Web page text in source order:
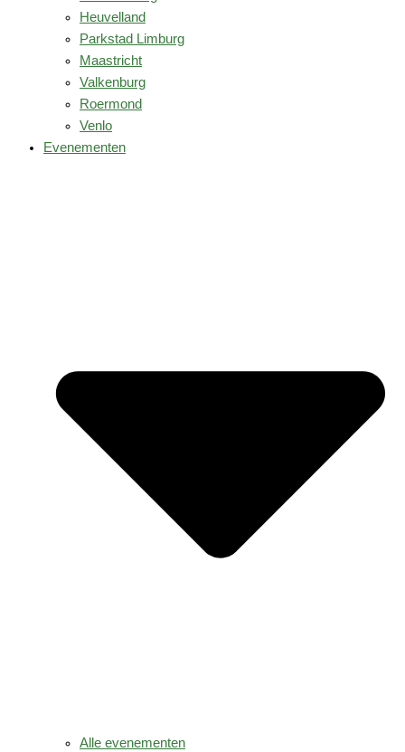
Heuvelland
Parkstad Limburg
Maastricht
Valkenburg
Roermond
Venlo
Evenementen
Alle evenementen